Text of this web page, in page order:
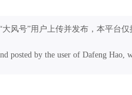
风号”用户上传并发布，本平台
posted by the user of Dafeng Hao,